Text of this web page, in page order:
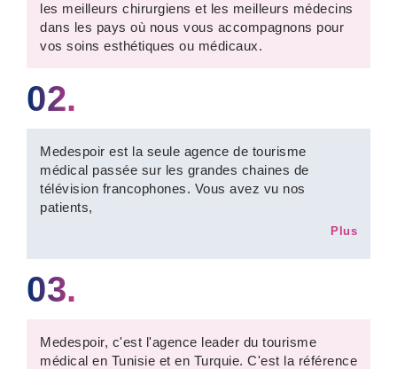
les meilleurs chirurgiens et les meilleurs médecins
dans les pays où nous vous accompagnons pour
vos soins esthétiques ou médicaux.
02.
Medespoir est la seule agence de tourisme
médical passée sur les grandes chaines de
télévision francophones. Vous avez vu nos
patients,
Plus
03.
Medespoir, c'est l'agence leader du tourisme
médical en Tunisie et en Turquie. C'est la référence